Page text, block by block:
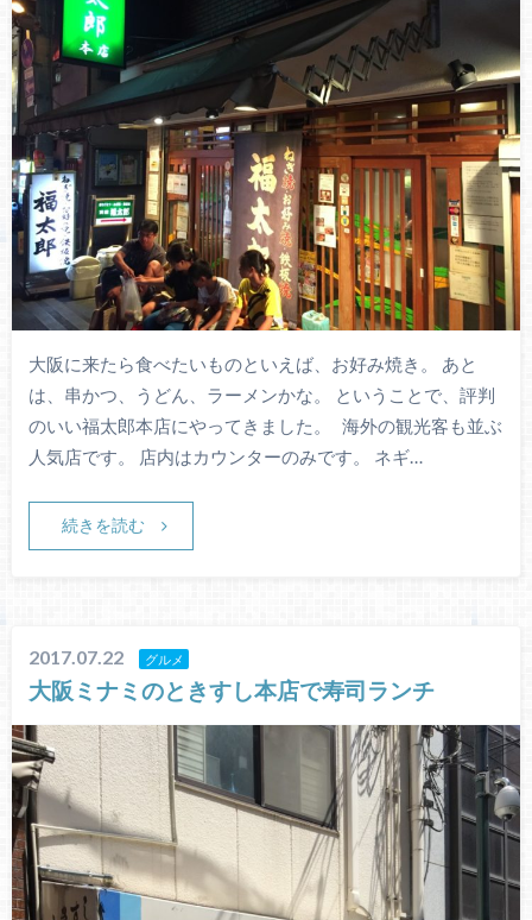
大阪に来たら食べたいものといえば、お好み焼き。 あと
は、串かつ、うどん、ラーメンかな。 ということで、評判
のいい福太郎本店にやってきました。 海外の観光客も並ぶ
人気店です。 店内はカウンターのみです。 ネギ…
続きを読む
2017.07.22 グルメ
大阪ミナミのときすし本店で寿司ランチ